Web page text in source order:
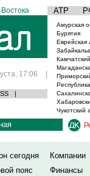
АТР
17:06 |
|
Амурская
Бурятия
Еврейская
Чукотский
сегодня
Компании
пояс
Финансы